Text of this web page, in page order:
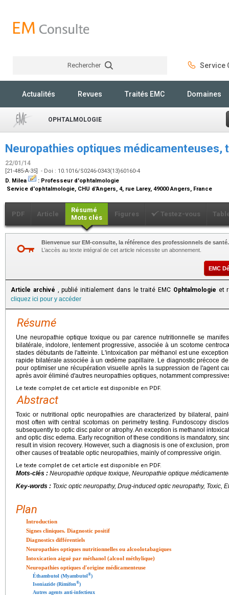
Rechercher Service
Actualités Revues Traités EMC Domaines
OPHTALMOLOGIE
Neuropathies optiques
22/01/14
[21-485-A-35] - Doi : 10.1016/S0246-0343(13)60160-4
D. Milea
: Professeur d'ophtalmologie
Service d'ophtalmologie, CHU d'Angers, 4, rue Larey, 49000 Angers, France
PDF Article
Résumé
Mots clés
Figures Testez-vous
Bienvenue sur EM-consulte, la référence des professionnels de santé.
L’accès au texte intégral de cet article nécessite un abonnement.
EMC
Article archivé , publié initialement dans le traité EMC Ophtalmologie et
cliquez ici pour y accéder
Résumé
Une neuropathie optique toxique ou par carence nutritionnelle se
bilatérale, indolore, lentement progressive, associée à un scotome
stades débutants de l'atteinte. L'intoxication par méthanol est une
rapide bilatérale associée à un œdème papillaire. Le diagnostic précoce
pour optimiser une récupération visuelle après la suppression de l'agent
après avoir éliminé d'autres neuropathies optiques, notamment
Le texte complet de cet article est disponible en PDF.
Abstract
Toxic or nutritional optic neuropathies are characterized by bilateral,
most often with central scotomas on perimetry testing. Fundoscopy
subsequently to optic disc palor or atrophy. An exception is methanol
and optic disc edema. Early recognition of these conditions is mandatory,
result in vision recovery. However, such a diagnosis is one of exclusion,
other causes of treatable optic neuropathies, mainly of compressive origin.
Le texte complet de cet article est disponible en PDF.
Mots-clés : Neuropathie optique toxique, Neuropathie optique
Key-words : Toxic optic neuropathy, Drug-induced optic neuropathy, Toxic,
Plan
Introduction
Signes cliniques. Diagnostic positif
Diagnostics différentiels
Neuropathies optiques nutritionnelles ou alcoolotabagiques
Intoxication aiguë par méthanol (alcool méthylique)
Neuropathies optiques d'origine médicamenteuse
Éthambutol (Myambutol®)
Isoniazide (Rimifon®)
Autres agents anti-infectieux